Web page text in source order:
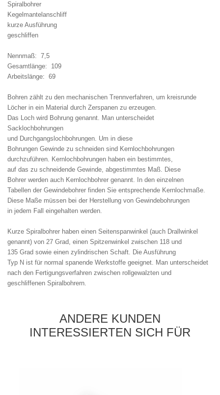
Spiralbohrer
Kegelmantelanschliff
kurze Ausführung
geschliffen
Nennmaß: 7,5
Gesamtlänge: 109
Arbeitslänge: 69
Bohren zählt zu den mechanischen Trennverfahren, um kreisrunde
Löcher in ein Material durch Zerspanen zu erzeugen.
Das Loch wird Bohrung genannt. Man unterscheidet
Sacklochbohrungen
und Durchgangslochbohrungen. Um in diese
Bohrungen Gewinde zu schneiden sind Kernlochbohrungen
durchzuführen. Kernlochbohrungen haben ein bestimmtes,
auf das zu schneidende Gewinde, abgestimmtes Maß. Diese
Bohrer werden auch Kernlochbohrer genannt. In den einzelnen
Tabellen der Gewindebohrer finden Sie entsprechende Kernlochmaße.
Diese Maße müssen bei der Herstellung von Gewindebohrungen
in jedem Fall eingehalten werden.
Kurze Spiralbohrer haben einen Seitenspanwinkel (auch Drallwinkel
genannt) von 27 Grad, einen Spitzenwinkel zwischen 118 und
135 Grad sowie einen zylindrischen Schaft. Die Ausführung
Typ N ist für normal spanende Werkstoffe geeignet. Man unterscheidet
nach den Fertigungsverfahren zwischen rollgewalzten und
geschliffenen Spiralbohrern.
ANDERE KUNDEN
INTERESSIERTEN SICH FÜR